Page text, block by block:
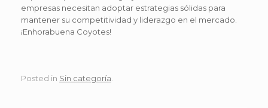
empresas necesitan adoptar estrategias sólidas para
mantener su competitividad y liderazgo en el mercado.
¡Enhorabuena Coyotes!
Posted in Sin categoría.